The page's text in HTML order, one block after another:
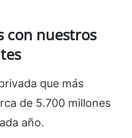
con nuestros
que más
de 5.700 millones
año.